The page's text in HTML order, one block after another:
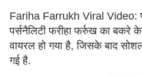
Fariha Farrukh Viral Video:
पर्सनैलिटी फरीहा फर्रुख का बकरे
वायरल हो गया है, जिसके बाद
गई है.